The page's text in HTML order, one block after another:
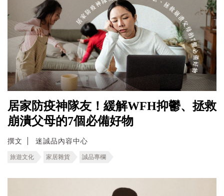
居家防疫神隊友！緩解WFH抑鬱、拯救
崩潰父母的7個必備好物
撰文 迷誠品內容中心
旅遊文化 家居雜貨 誠品專欄